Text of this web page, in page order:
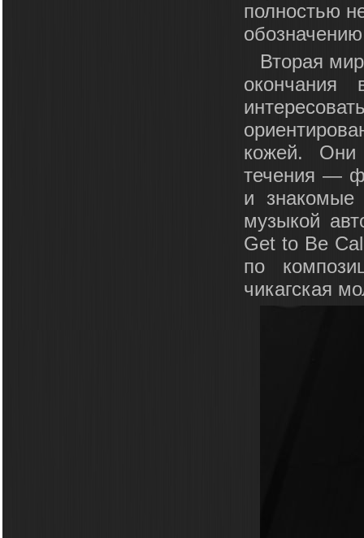
полностью
Вторая
окончания
кожей. Они
течения —
и
музыкой
Get to Be
по
чикагская